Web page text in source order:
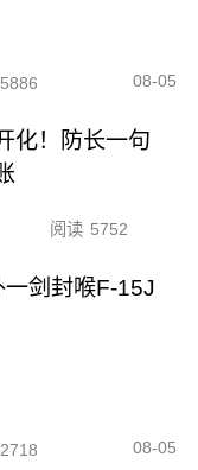
08-05
化！防长一句
阅读 5752
剑封喉F-15J
08-05